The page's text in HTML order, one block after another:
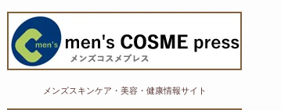
メンズスキンケア・美容・健康情報サイト